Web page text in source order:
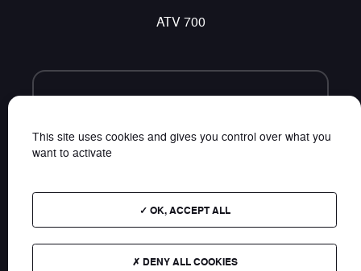
ATV 700
Volg ons
Plan van de website
This site uses cookies and gives you control over what you
want to activate
OK, ACCEPT ALL
DENY ALL COOKIES